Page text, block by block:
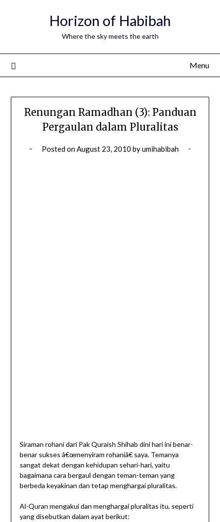
Horizon of Habibah
Where the sky meets the earth
Menu
Renungan Ramadhan (3): Panduan
Pergaulan dalam Pluralitas
Posted onAugust 23, 2010 byumihabibah
Siraman rohani dari Pak Quraish Shihab dini hari ini benar-
benar sukses â€œmenyiram rohaniâ€ saya. Temanya
sangat dekat dengan kehidupan sehari-hari, yaitu
bagaimana cara bergaul dengan teman-teman yang
berbeda keyakinan dan tetap menghargai pluralitas.
Al-Quran mengakui dan menghargai pluralitas itu, seperti
yang disebutkan dalam ayat berikut: